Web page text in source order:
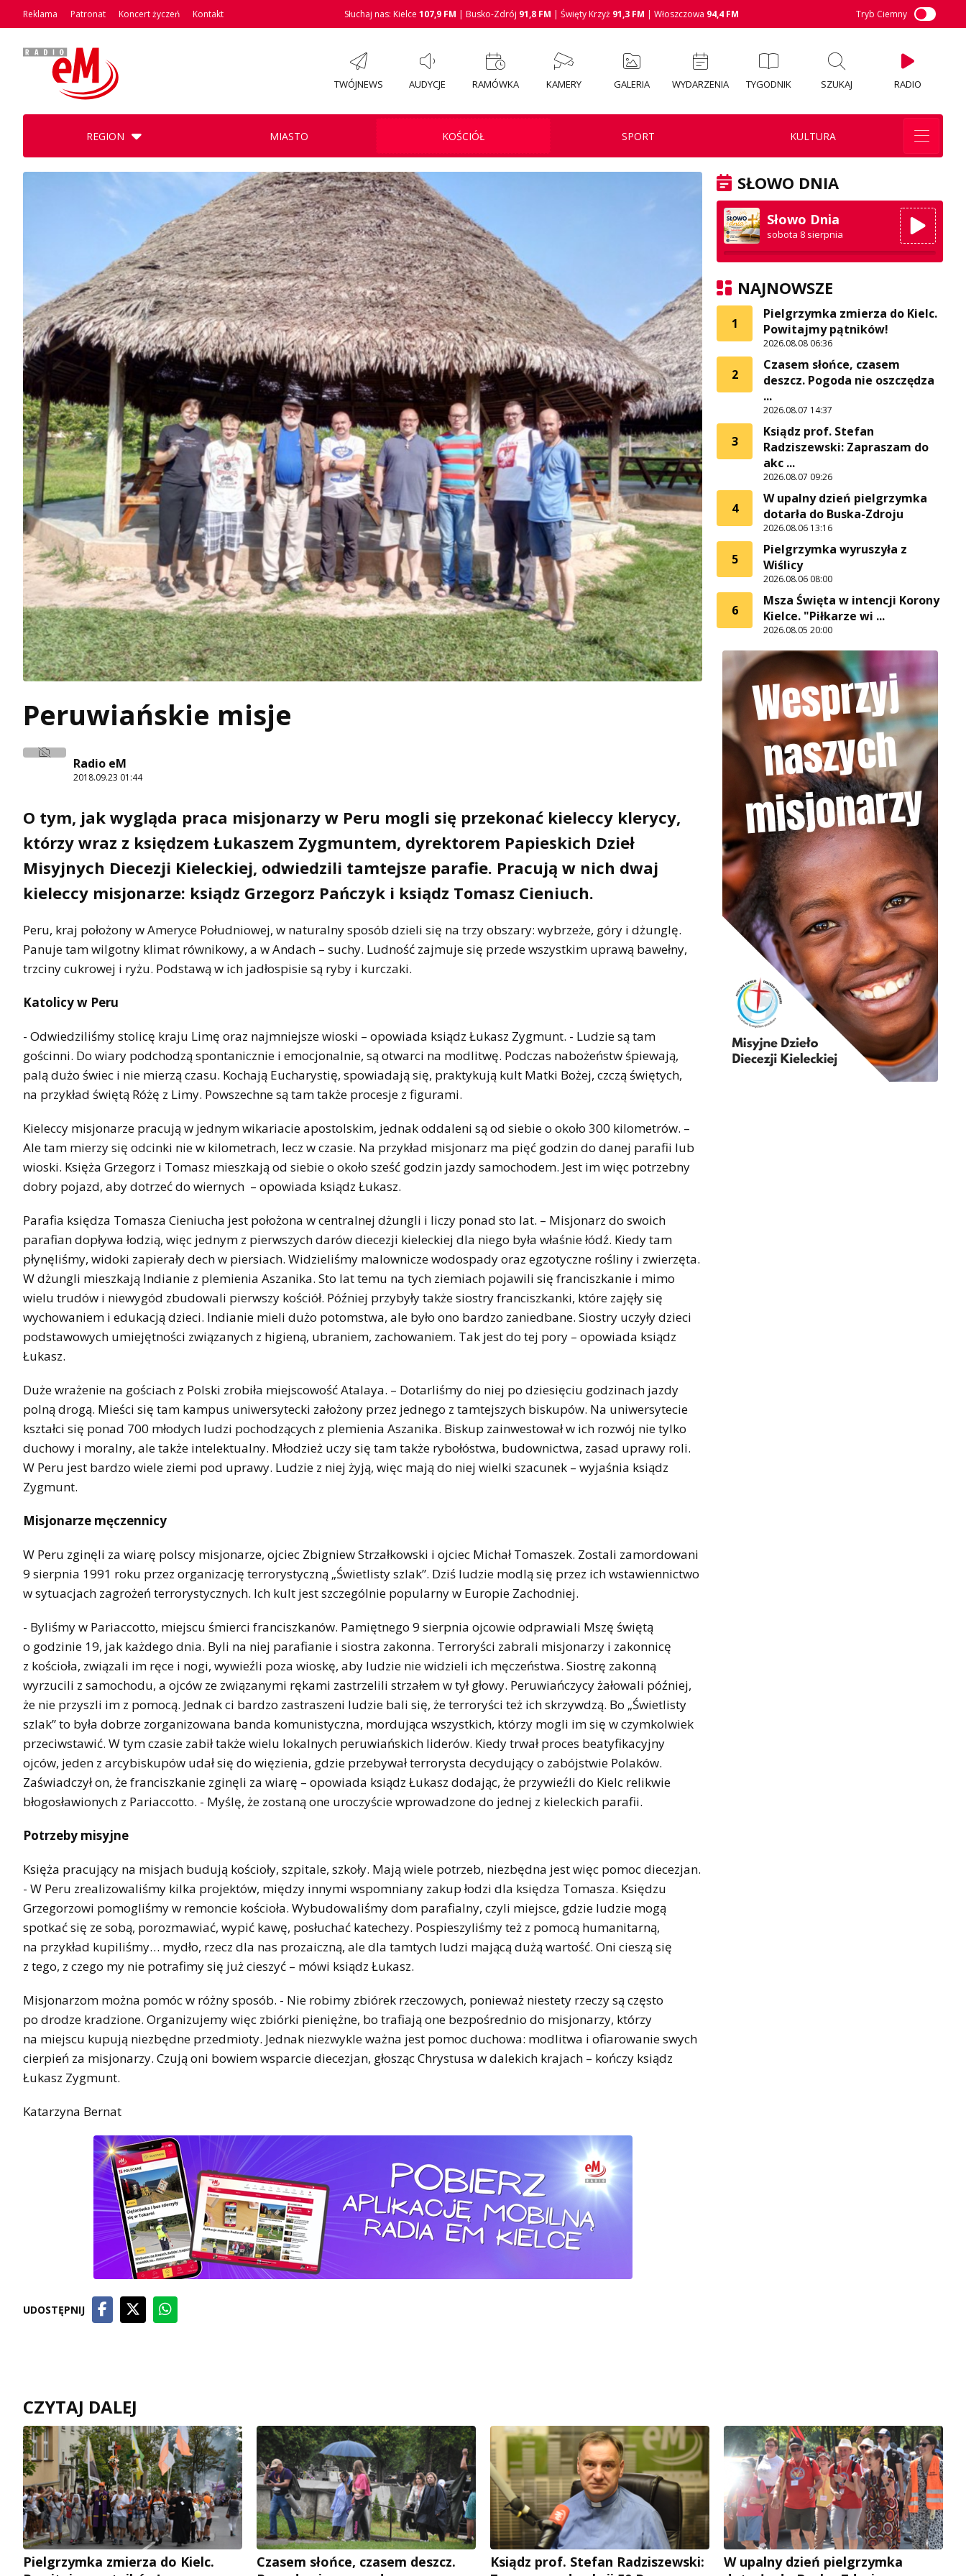
Reklama Patronat Koncert życzeń Kontakt Słuchaj nas: Kielce 107,9 FM | Busko-Zdrój 91,8 FM | Święty Krzyż 91,3 FM | Włoszczowa 94,4 FM Tryb Ciemny
TWÓJNEWS AUDYCJE RAMÓWKA KAMERY GALERIA WYDARZENIA TYGODNIK SZUKAJ RADIO
REGION MIASTO KOŚCIÓŁ SPORT KULTURA
Peruwiańskie misje
Radio eM
2018.09.23 01:44
O tym, jak wygląda praca misjonarzy w Peru mogli się przekonać kieleccy klerycy,
którzy wraz z księdzem Łukaszem Zygmuntem, dyrektorem Papieskich Dzieł
Misyjnych Diecezji Kieleckiej, odwiedzili tamtejsze parafie. Pracują w nich dwaj
kieleccy misjonarze: ksiądz Grzegorz Pańczyk i ksiądz Tomasz Cieniuch.
Peru, kraj położony w Ameryce Południowej, w naturalny sposób dzieli się na trzy obszary: wybrzeże, góry i dżunglę.
Panuje tam wilgotny klimat równikowy, a w Andach – suchy. Ludność zajmuje się przede wszystkim uprawą bawełny,
trzciny cukrowej i ryżu. Podstawą w ich jadłospisie są ryby i kurczaki.
Katolicy w Peru
- Odwiedziliśmy stolicę kraju Limę oraz najmniejsze wioski – opowiada ksiądz Łukasz Zygmunt. - Ludzie są tam
gościnni. Do wiary podchodzą spontanicznie i emocjonalnie, są otwarci na modlitwę. Podczas nabożeństw śpiewają,
palą dużo świec i nie mierzą czasu. Kochają Eucharystię, spowiadają się, praktykują kult Matki Bożej, czczą świętych,
na przykład świętą Różę z Limy. Powszechne są tam także procesje z figurami.
Kieleccy misjonarze pracują w jednym wikariacie apostolskim, jednak oddaleni są od siebie o około 300 kilometrów. –
Ale tam mierzy się odcinki nie w kilometrach, lecz w czasie. Na przykład misjonarz ma pięć godzin do danej parafii lub
wioski. Księża Grzegorz i Tomasz mieszkają od siebie o około sześć godzin jazdy samochodem. Jest im więc potrzebny
dobry pojazd, aby dotrzeć do wiernych – opowiada ksiądz Łukasz.
Parafia księdza Tomasza Cieniucha jest położona w centralnej dżungli i liczy ponad sto lat. – Misjonarz do swoich
parafian dopływa łodzią, więc jednym z pierwszych darów diecezji kieleckiej dla niego była właśnie łódź. Kiedy tam
płynęliśmy, widoki zapierały dech w piersiach. Widzieliśmy malownicze wodospady oraz egzotyczne rośliny i zwierzęta.
W dżungli mieszkają Indianie z plemienia Aszanika. Sto lat temu na tych ziemiach pojawili się franciszkanie i mimo
wielu trudów i niewygód zbudowali pierwszy kościół. Później przybyły także siostry franciszkanki, które zajęły się
wychowaniem i edukacją dzieci. Indianie mieli dużo potomstwa, ale było ono bardzo zaniedbane. Siostry uczyły dzieci
podstawowych umiejętności związanych z higieną, ubraniem, zachowaniem. Tak jest do tej pory – opowiada ksiądz
Łukasz.
Duże wrażenie na gościach z Polski zrobiła miejscowość Atalaya. – Dotarliśmy do niej po dziesięciu godzinach jazdy
polną drogą. Mieści się tam kampus uniwersytecki założony przez jednego z tamtejszych biskupów. Na uniwersytecie
kształci się ponad 700 młodych ludzi pochodzących z plemienia Aszanika. Biskup zainwestował w ich rozwój nie tylko
duchowy i moralny, ale także intelektualny. Młodzież uczy się tam także rybołóstwa, budownictwa, zasad uprawy roli.
W Peru jest bardzo wiele ziemi pod uprawy. Ludzie z niej żyją, więc mają do niej wielki szacunek – wyjaśnia ksiądz
Zygmunt.
Misjonarze męczennicy
W Peru zginęli za wiarę polscy misjonarze, ojciec Zbigniew Strzałkowski i ojciec Michał Tomaszek. Zostali zamordowani
9 sierpnia 1991 roku przez organizację terrorystyczną „Świetlisty szlak”. Dziś ludzie modlą się przez ich wstawiennictwo
w sytuacjach zagrożeń terrorystycznych. Ich kult jest szczególnie popularny w Europie Zachodniej.
- Byliśmy w Pariaccotto, miejscu śmierci franciszkanów. Pamiętnego 9 sierpnia ojcowie odprawiali Mszę świętą
o godzinie 19, jak każdego dnia. Byli na niej parafianie i siostra zakonna. Terroryści zabrali misjonarzy i zakonnicę
z kościoła, związali im ręce i nogi, wywieźli poza wioskę, aby ludzie nie widzieli ich męczeństwa. Siostrę zakonną
wyrzucili z samochodu, a ojców ze związanymi rękami zastrzelili strzałem w tył głowy. Peruwiańczycy żałowali później,
że nie przyszli im z pomocą. Jednak ci bardzo zastraszeni ludzie bali się, że terroryści też ich skrzywdzą. Bo „Świetlisty
szlak” to była dobrze zorganizowana banda komunistyczna, mordująca wszystkich, którzy mogli im się w czymkolwiek
przeciwstawić. W tym czasie zabił także wielu lokalnych peruwiańskich liderów. Kiedy trwał proces beatyfikacyjny
ojców, jeden z arcybiskupów udał się do więzienia, gdzie przebywał terrorysta decydujący o zabójstwie Polaków.
Zaświadczył on, że franciszkanie zginęli za wiarę – opowiada ksiądz Łukasz dodając, że przywieźli do Kielc relikwie
błogosławionych z Pariaccotto. - Myślę, że zostaną one uroczyście wprowadzone do jednej z kieleckich parafii.
Potrzeby misyjne
Księża pracujący na misjach budują kościoły, szpitale, szkoły. Mają wiele potrzeb, niezbędna jest więc pomoc diecezjan.
- W Peru zrealizowaliśmy kilka projektów, między innymi wspomniany zakup łodzi dla księdza Tomasza. Księdzu
Grzegorzowi pomogliśmy w remoncie kościoła. Wybudowaliśmy dom parafialny, czyli miejsce, gdzie ludzie mogą
spotkać się ze sobą, porozmawiać, wypić kawę, posłuchać katechezy. Pospieszyliśmy też z pomocą humanitarną,
na przykład kupiliśmy… mydło, rzecz dla nas prozaiczną, ale dla tamtych ludzi mającą dużą wartość. Oni cieszą się
z tego, z czego my nie potrafimy się już cieszyć – mówi ksiądz Łukasz.
Misjonarzom można pomóc w różny sposób. - Nie robimy zbiórek rzeczowych, ponieważ niestety rzeczy są często
po drodze kradzione. Organizujemy więc zbiórki pieniężne, bo trafiają one bezpośrednio do misjonarzy, którzy
na miejscu kupują niezbędne przedmioty. Jednak niezwykle ważna jest pomoc duchowa: modlitwa i ofiarowanie swych
cierpień za misjonarzy. Czują oni bowiem wsparcie diecezjan, głosząc Chrystusa w dalekich krajach – kończy ksiądz
Łukasz Zygmunt.
Katarzyna Bernat
UDOSTĘPNIJ
SŁOWO DNIA
Słowo Dnia
sobota 8 sierpnia
NAJNOWSZE
1
Pielgrzymka zmierza do Kielc.
Powitajmy pątników!
2026.08.08 06:36
2
Czasem słońce, czasem
deszcz. Pogoda nie oszczędza
...
2026.08.07 14:37
3
Ksiądz prof. Stefan
Radziszewski: Zapraszam do
akc ...
2026.08.07 09:26
4
W upalny dzień pielgrzymka
dotarła do Buska-Zdroju
2026.08.06 13:16
5
Pielgrzymka wyruszyła z
Wiślicy
2026.08.06 08:00
6
Msza Święta w intencji Korony
Kielce. "Piłkarze wi ...
2026.08.05 20:00
CZYTAJ DALEJ
Pielgrzymka zmierza do Kielc.
Czasem słońce, czasem deszcz.
Ksiądz prof. Stefan Radziszewski:
W upalny dzień pielgrzymka